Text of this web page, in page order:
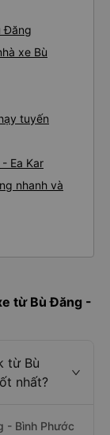
Đăng
xe Bù
tuyến
Ea Kar
nhanh và
từ Bù Đăng -
từ Bù
nhất?
- Bình Phước